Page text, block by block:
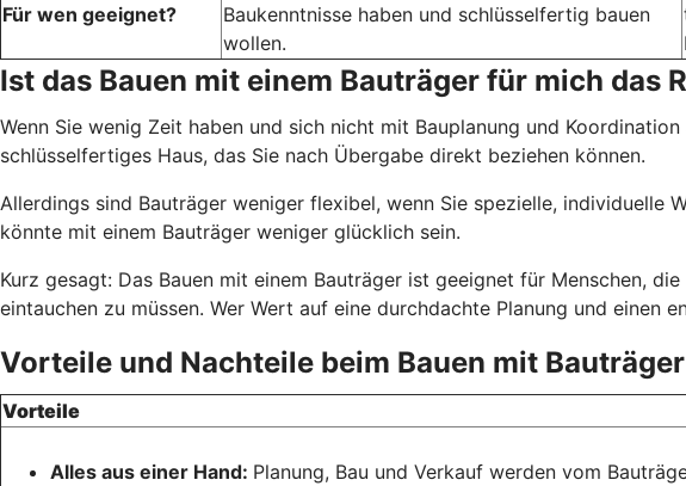
Für wen geeignet?
Baukenntnisse haben und schlüsselfertig bauen
wollen.
Ist das Bauen mit einem Bauträger für mich das
Wenn Sie wenig Zeit haben und sich nicht mit Bauplanung und
schlüsselfertiges Haus, das Sie nach Übergabe direkt beziehen können.
Allerdings sind Bauträger weniger flexibel, wenn Sie spezielle, individuelle
könnte mit einem Bauträger weniger glücklich sein.
Kurz gesagt: Das Bauen mit einem Bauträger ist geeignet für Menschen,
eintauchen zu müssen. Wer Wert auf eine durchdachte Planung und
Vorteile und Nachteile beim Bauen mit Bauträger
Vorteile
Alles aus einer Hand: Planung, Bau und Verkauf werden vom